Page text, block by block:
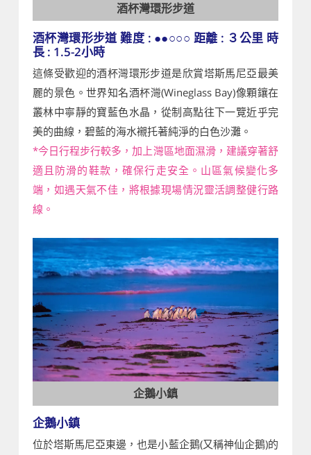
酒杯灣環形步道
酒杯灣環形步道 難度 : ●●○○○ 距離 : ３公里 時
長 : 1.5-2小時
這條受歡迎的酒杯灣環形步道是欣賞塔斯馬尼亞最美
麗的景色。世界知名酒杯灣(Wineglass Bay)像顆鑲在
叢林中寧靜的寶藍色水晶，從制高點往下一覽近乎完
美的曲線，碧藍的海水襯托著純淨的白色沙灘。
*今日行程步行較多，加上灣區地面濕滑，建議穿著舒
適且防滑的鞋款，確保行走安全。山區氣候變化多
端，如遇天氣不佳，將根據現場情況靈活調整健行路
線。
企鵝小鎮
企鵝小鎮
位於塔斯馬尼亞東邊，也是小藍企鵝(又稱神仙企鵝)的